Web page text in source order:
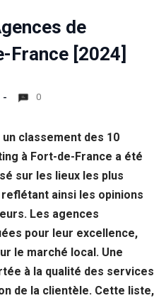
de
France [2024]
0
un classement des 10
à Fort-de-France a été
sur les lieux les plus
ainsi les opinions
Les agences
pour leur excellence,
le marché local. Une
à la qualité des services
de la clientèle. Cette liste,